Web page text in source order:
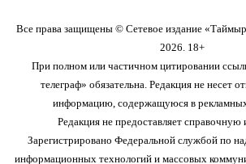
Все права защищены © Сетевое издание
2026. 18+
При полном или частичном цитировании
телеграф» обязательна. Редакция не несет
информацию, содержащуюся в
Редакция не предоставляет
Зарегистрировано Федеральной службой по
информационных технологий и массовых